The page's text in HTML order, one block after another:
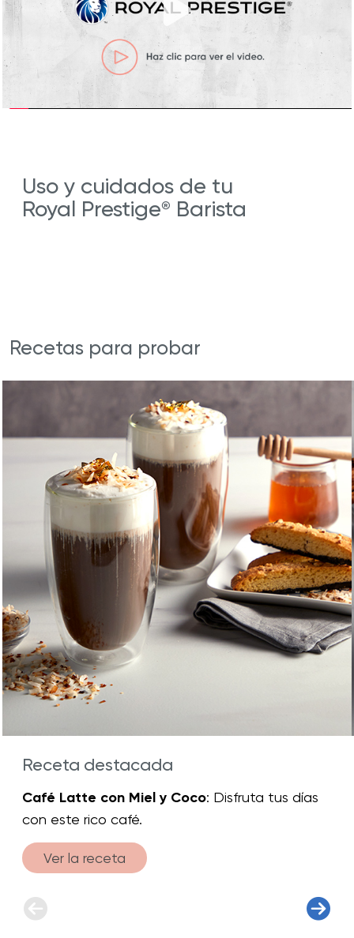
Uso y cuidados de tu
Royal Prestige® Barista
Recetas para probar
Receta destacada
Café Latte con Miel y Coco: Disfruta tus días
con este rico café.
Ver la receta